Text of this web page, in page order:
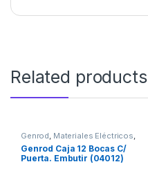
Related products
Genrod, Materiales Eléctricos,
Seguridad, Tableros y Gabinetes
Genrod Caja 12 Bocas C/
Puerta. Embutir (04012)